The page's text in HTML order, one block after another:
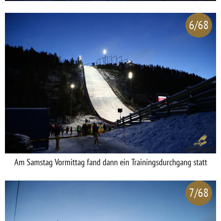
6/68
Am Samstag Vormittag fand dann ein Trainingsdurchgang statt
7/68